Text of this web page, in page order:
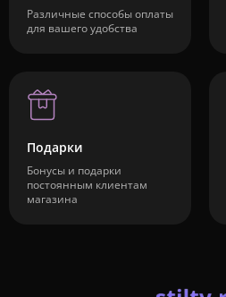
Различные способы оплаты
для вашего удобства
Подарки
Бонусы и подарки
постоянным клиентам
магазина